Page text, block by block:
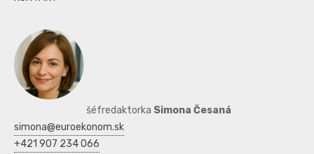
šéfredaktorka Simona Česaná
simona@euroekonom.sk
+421 907 234 066